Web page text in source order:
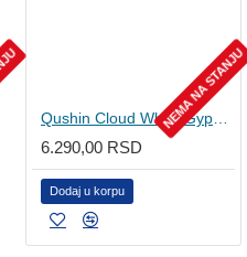
6.290,00 RSD
Dodaj u korpu
NEMA NA STANJU